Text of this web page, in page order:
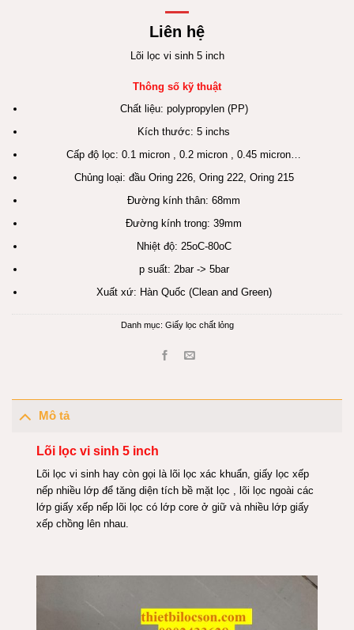
Liên hệ
Lõi lọc vi sinh 5 inch
Thông số kỹ thuật
Chất liệu: polypropylen (PP)
Kích thước: 5 inchs
Cấp độ lọc: 0.1 micron , 0.2 micron , 0.45 micron…
Chủng loại: đầu Oring 226, Oring 222, Oring 215
Đường kính thân: 68mm
Đường kính trong: 39mm
Nhiệt độ: 25oC-80oC
p suất: 2bar -> 5bar
Xuất xứ: Hàn Quốc (Clean and Green)
Danh mục: Giấy lọc chất lỏng
Mô tả
Lõi lọc vi sinh 5 inch
Lõi lọc vi sinh hay còn gọi là lõi lọc xác khuẩn, giấy lọc xếp
nếp nhiều lớp để tăng diện tích bề mặt lọc , lõi lọc ngoài các
lớp giấy xếp nếp lõi lọc có lớp core ở giữ và nhiều lớp giấy
xếp chồng lên nhau.